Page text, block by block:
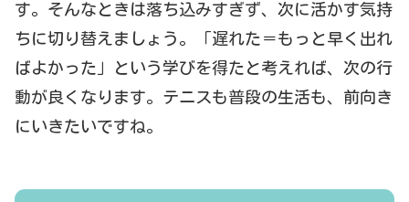
す。そんなときは落ち込みすぎず、次に活かす気持
ちに切り替えましょう。「遅れた＝もっと早く出れ
ばよかった」という学びを得たと考えれば、次の行
動が良くなります。テニスも普段の生活も、前向き
にいきたいですね。